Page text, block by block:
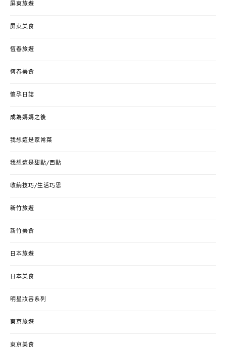
屏東旅遊
屏東美食
恆春旅遊
恆春美食
懷孕日誌
成為媽媽之後
我想這是家常菜
我想這是甜點/西點
收納技巧/生活巧思
新竹旅遊
新竹美食
日本旅遊
日本美食
明星妝容系列
東京旅遊
東京美食